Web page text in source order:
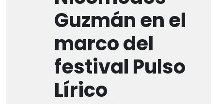
Guzmán en el
marco del
festival Pulso
Lírico